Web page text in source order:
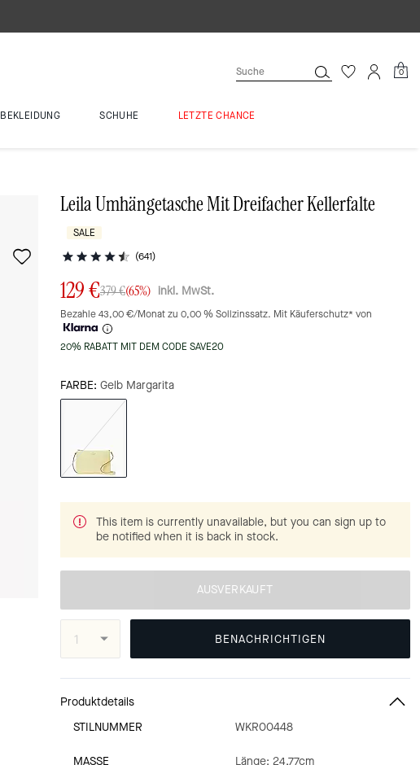
0
BEKLEIDUNG SCHUHE LETZTE CHANCE
Leila Umhängetasche Mit Dreifacher Kellerfalte
SALE
(641)
129 €379 €(65%) inkl. MwSt.
Bezahle 43,00 €/Monat zu 0,00 % Sollzinssatz. Mit Käuferschutz* von
20% RABATT MIT DEM CODE SAVE20
FARBE: Gelb Margarita
This item is currently unavailable, but you can sign up to
be notified when it is back in stock.
AUSVERKAUFT
BENACHRICHTIGEN
Produktdetails
STILNUMMER
WKR00448
MASSE
Länge: 24,77cm